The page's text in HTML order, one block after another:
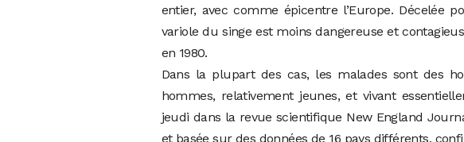
entier, avec comme épicentre l’Europe. Décelée
variole du singe est moins dangereuse et
en 1980.
Dans la plupart des cas, les malades sont des
hommes, relativement jeunes, et vivant
jeudi dans la revue scientifique New England
et basée sur des données de 16 pays différents,